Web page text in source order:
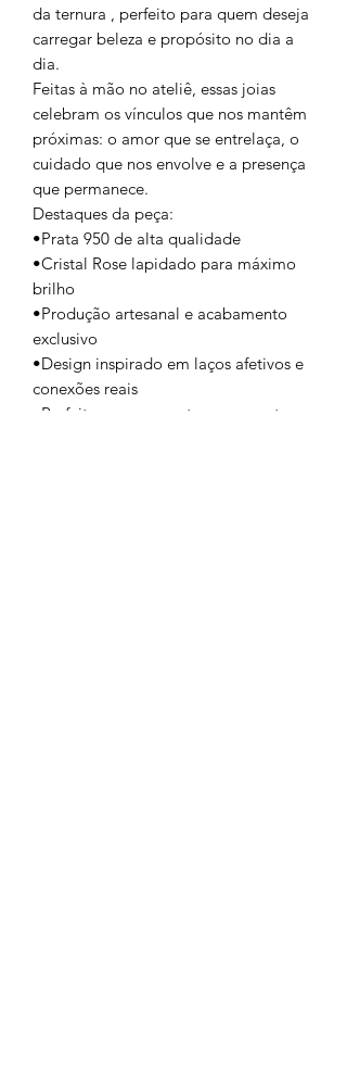
da ternura , perfeito para quem deseja
carregar beleza e propósito no dia a
dia.
Feitas à mão no ateliê, essas joias
celebram os vínculos que nos mantêm
próximas: o amor que se entrelaça, o
cuidado que nos envolve e a presença
que permanece.
Destaques da peça:
•Prata 950 de alta qualidade
•Cristal Rose lapidado para máximo
brilho
•Produção artesanal e acabamento
exclusivo
•Design inspirado em laços afetivos e
conexões reais
•Perfeito para presentear momentos